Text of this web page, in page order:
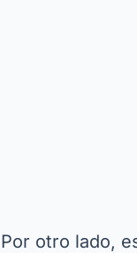
Por otro lado,